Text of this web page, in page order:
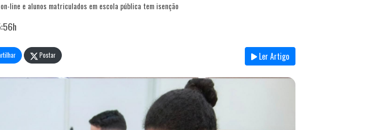
line e alunos matriculados em escola pública tem isenção
Postar Ler Artigo